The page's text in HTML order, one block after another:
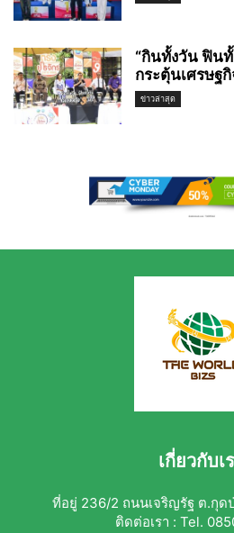
“กินทั้งวัน ฟินทั้
กระตุ้นเศรษฐ
ข่าวล่าสุด
เกี่ยวกับเ
ที่อยู่ 236/2 ถนนเจริญรัฐ ต.กุดป่
ติดต่อเรา : Tel.